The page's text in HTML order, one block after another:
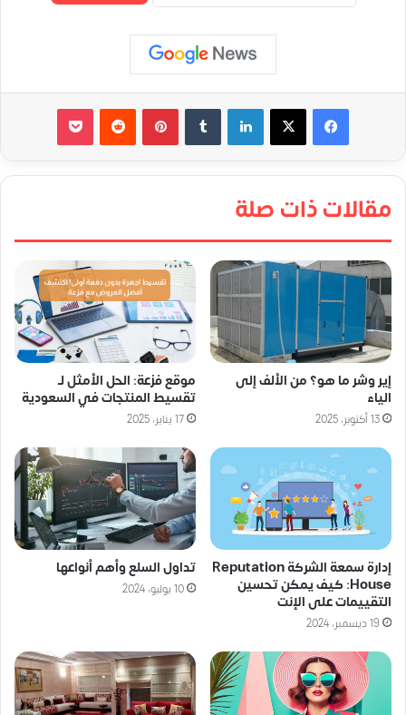
لينكدإن بينتيريست
مقالات ذات صلة
إير وشر ما هو؟ من الألف إلى
الياء
13 أكتوبر، 2025
موقع فزعة: الحل الأمثل لـ
تقسيط المنتجات في السعودية
17 يناير، 2025
إدارة سمعة الشركة Reputation
House: كيف يمكن تحسين
التقييمات على الإنت
19 ديسمبر، 2024
تداول السلع وأهم أنواعها
10 يوليو، 2024